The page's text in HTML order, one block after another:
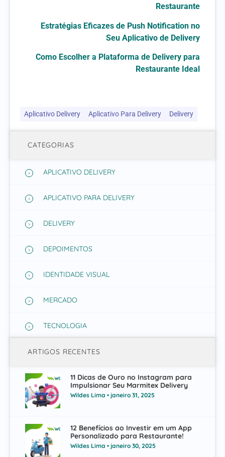
Restaurante
Estratégias Eficazes de Push Notification no
Seu Aplicativo de Delivery
Como Escolher a Plataforma de Delivery para
Restaurante Ideal
Aplicativo Delivery Aplicativo Para Delivery Delivery
CATEGORIAS
APLICATIVO DELIVERY
APLICATIVO PARA DELIVERY
DELIVERY
DEPOIMENTOS
IDENTIDADE VISUAL
MERCADO
TECNOLOGIA
ARTIGOS RECENTES
11 Dicas de Ouro no Instagram para
Impulsionar Seu Marmitex Delivery
Wildes Lima janeiro 31, 2025
12 Benefícios ao Investir em um App
Personalizado para Restaurante!
Wildes Lima janeiro 30, 2025